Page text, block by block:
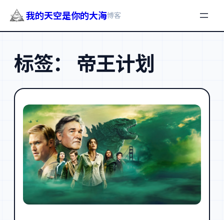
我的天空是你的大海博客
标签： 帝王计划